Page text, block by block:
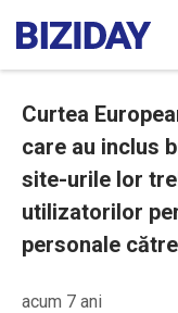
Curtea
care au inclus
site-urile lor
utilizatorilor
personale
acum 7 ani